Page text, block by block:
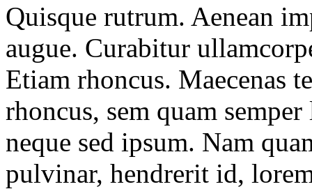
Quisque rutrum. Aenean
augue. Curabitur
Etiam rhoncus. Maecenas
rhoncus, sem quam
neque sed ipsum. Nam
pulvinar, hendrerit id,